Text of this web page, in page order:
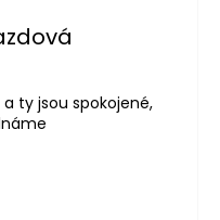
je 5 z 5 hvězdiček.
ty jsou spokojené,
je 5 z 5 hvězdiček.